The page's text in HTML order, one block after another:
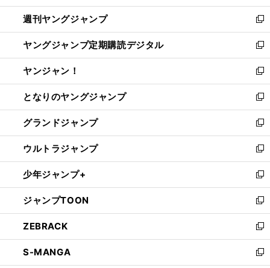
開
く
ウ
で
開
く
ン
ド
ウ
で
開
く
ウ
ィ
ン
ド
ウ
で
開
く
週刊ヤングジャンプ
新
し
い
ウ
ィ
ン
ド
ウ
で
開
く
ヤングジャンプ定期購読デジタル
新
し
い
ウ
ィ
ン
ド
ウ
で
開
く
ヤンジャン！
新
し
い
ウ
ィ
ン
ド
ウ
で
開
く
となりのヤングジャンプ
新
し
い
ウ
ィ
ン
ド
ウ
で
開
く
グランドジャンプ
新
し
い
ウ
ィ
ン
ド
ウ
で
開
く
ウルトラジャンプ
新
し
い
ウ
ィ
ン
ド
ウ
で
開
少年ジャンプ+
新
し
い
ウ
ィ
ン
ド
ウ
ジャンプTOON
新
し
い
ウ
ィ
ZEBRACK
新
し
い
S-MANGA
新